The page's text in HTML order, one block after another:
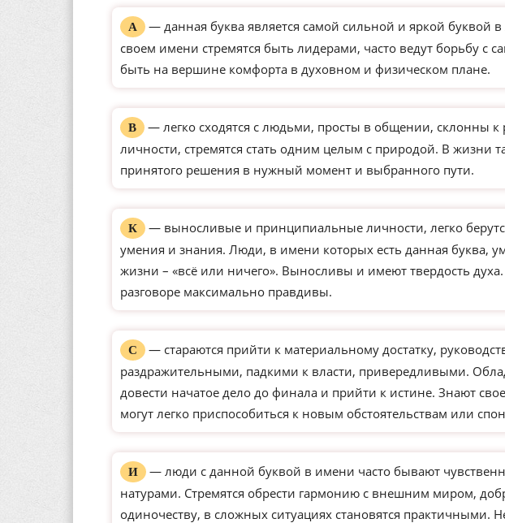
А
— данная буква является самой сильной и яркой буквой
своем имени стремятся быть лидерами, часто ведут борьбу с
быть на вершине комфорта в духовном и физическом плане.
В
— легко сходятся с людьми, просты в общении, склонны к
личности, стремятся стать одним целым с природой. В жизни
принятого решения в нужный момент и выбранного пути.
К
— выносливые и принципиальные личности, легко
умения и знания. Люди, в имени которых есть данная буква,
жизни – «всё или ничего». Выносливы и имеют твердость
разговоре максимально правдивы.
С
— стараются прийти к материальному достатку,
раздражительными, падкими к власти, привередливыми.
довести начатое дело до финала и прийти к истине. Знают
могут легко приспособиться к новым обстоятельствам или
И
— люди с данной буквой в имени часто бывают
натурами. Стремятся обрести гармонию с внешним миром,
одиночеству, в сложных ситуациях становятся практичными.